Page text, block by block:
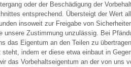
oder der Beschädigung der
entsprechend. Übersteigt der Wert
insoweit zur Freigabe von
Zustimmung unzulässig. Bei
Eigentum an den Teilen zu
indem er diese etwa einbaut in
das Vorbehaltseigentum an der von uns